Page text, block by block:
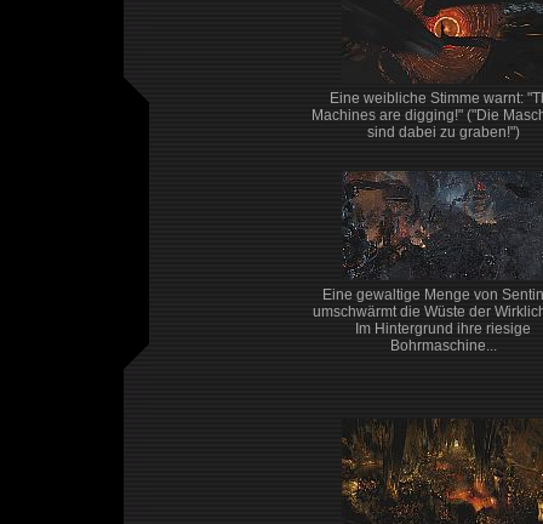
Eine weibliche Stimme warnt:
Machines are digging!" ("Die
sind dabei zu graben!")
Eine gewaltige Menge von
umschwärmt die Wüste der
Im Hintergrund ihre riesige
Bohrmaschine...